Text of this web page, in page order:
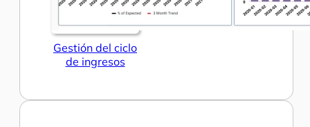
Gestión del ciclo
de ingresos